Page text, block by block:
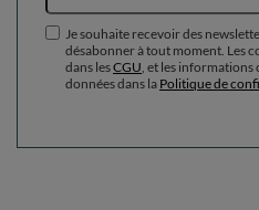
Je souhaite recevoir des
désabonner à tout moment. Les
dans lesCGU , et les
données dans la Politique de